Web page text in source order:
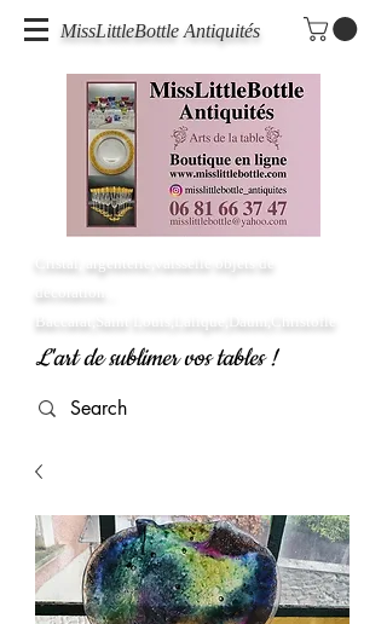
MissLittleBottle Antiquités
Cristal, argenterie,vaisselle objets de
décoration...
Baccarat,Saint Louis,Lalique,Daum,Christofle
L'art de sublimer vos tables !